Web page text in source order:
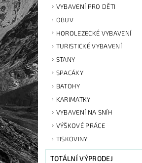
VYBAVENÍ PRO DĚTI
OBUV
HOROLEZECKÉ VYBAVENÍ
TURISTICKÉ VYBAVENÍ
STANY
SPACÁKY
BATOHY
KARIMATKY
VYBAVENÍ NA SNÍH
VÝŠKOVÉ PRÁCE
TISKOVINY
TOTÁLNÍ VÝPRODEJ